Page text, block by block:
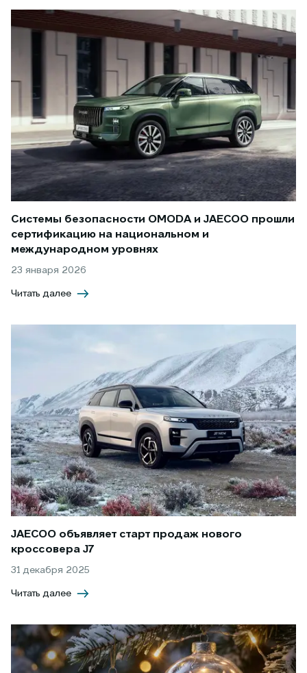
Системы безопасности OMODA и JAECOO прошли
сертификацию на национальном и
международном уровнях
23 января 2026
Читать далее
JAECOO объявляет старт продаж нового
кроссовера J7
31 декабря 2025
Читать далее